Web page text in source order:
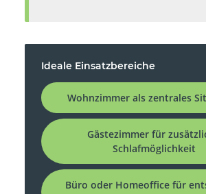
Ideale Einsatzbereiche
Wohnzimmer als zentrales
Gästezimmer für
Schlafmöglichkeit
Büro oder Homeoffice für